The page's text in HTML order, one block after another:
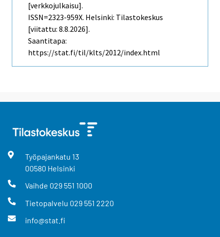
[verkkojulkaisu].
ISSN=2323-959X. Helsinki: Tilastokeskus
[viitattu: 8.8.2026].
Saantitapa:
https://stat.fi/til/klts/2012/index.html
Työpajankatu 13
00580 Helsinki
Vaihde 029 551 1000
Tietopalvelu 029 551 2220
info@stat.fi